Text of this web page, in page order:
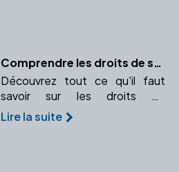
Comprendre les droits de succession : calcul et paiement
Découvrez tout ce qu'il faut
savoir sur les droits de
succession, leur calcul et leur
paiement. Comprendre
Lire la suite